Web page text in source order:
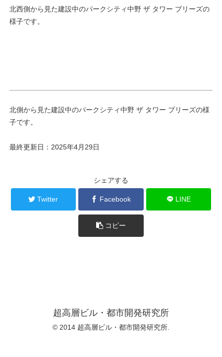
北西側から見た建設中のパークシティ中野 ザ タワー ブリーズの
様子です。
北側から見た建設中のパークシティ中野 ザ タワー ブリーズの様
子です。
最終更新日：2025年4月29日
シェアする
Twitter Facebook LINE
コピー
超高層ビル・都市開発研究所
© 2014 超高層ビル・都市開発研究所.